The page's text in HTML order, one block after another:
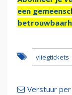
een
vliegtickets
Verstuur